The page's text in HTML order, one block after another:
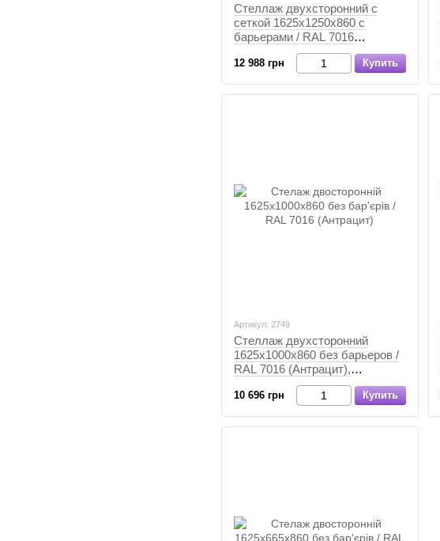
Стеллаж двухсторонний с
сеткой 1625х1250х860 с
барьерами / RAL 7016
(Антрацит), Антрацит,
Антрацит
12 988 грн Купить
Артикул: 2749
Стеллаж двухсторонний
1625х1000х860 без барьеров /
RAL 7016 (Антрацит),
Антрацит, Антрацит
10 696 грн Купить